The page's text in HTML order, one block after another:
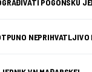
POGONSKU